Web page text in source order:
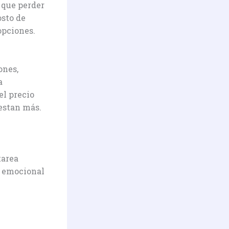
perder
de
precio
más.